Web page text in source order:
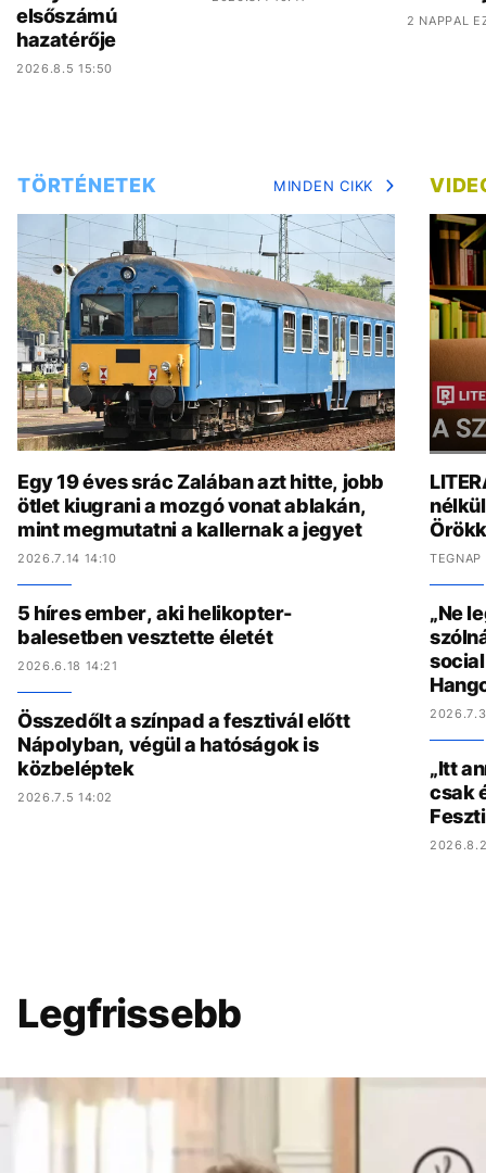
elsőszámú
hazatérője
2026.8.5 15:50
2 NAPPAL
TÖRTÉNETEK MINDEN CIKK
Egy 19 éves srác Zalában azt hitte, jobb
ötlet kiugrani a mozgó vonat ablakán,
mint megmutatni a kallernak a jegyet
2026.7.14 14:10
5 híres ember, aki helikopter-
balesetben vesztette életét
2026.6.18 14:21
Összedőlt a színpad a fesztivál előtt
Nápolyban, végül a hatóságok is
közbeléptek
2026.7.5 14:02
„Ne
„Itt
csak
Legfrissebb